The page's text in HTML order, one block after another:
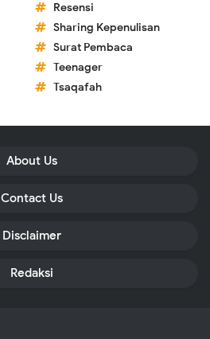
Resensi
Sharing Kepenulisan
Surat Pembaca
Teenager
Tsaqafah
About Us
Contact Us
Disclaimer
Redaksi